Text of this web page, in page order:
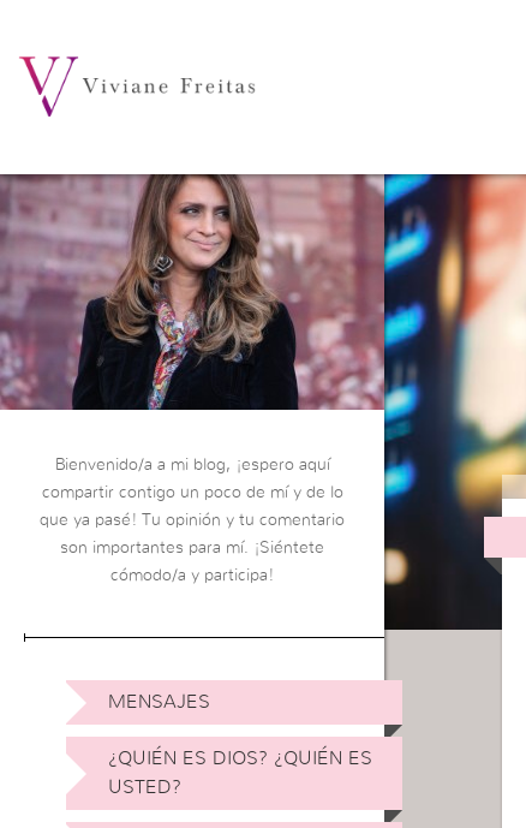
Bienvenido/a a mi blog, ¡espero aquí
compartir contigo un poco de mí y de lo
que ya pasé! Tu opinión y tu comentario
son importantes para mí. ¡Siéntete
cómodo/a y participa!
MENSAJES
¿QUIÉN ES DIOS? ¿QUIÉN ES
USTED?